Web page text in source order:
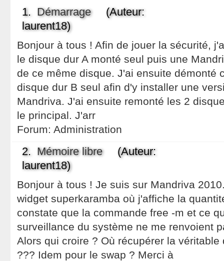
1. Démarrage(Auteur:
laurent18)
Bonjour à tous ! Afin de jouer la sécurité,
le disque dur A monté seul puis une
de ce même disque. J'ai ensuite démonté
disque dur B seul afin d'y installer une
Mandriva. J'ai ensuite remonté les 2
le principal. J'arr
Forum: Administration
2. Mémoire libre(Auteur:
laurent18)
Bonjour à tous ! Je suis sur Mandriva
widget superkaramba où j'affiche la
constate que la commande free -m et ce
surveillance du système ne me renvoient
Alors qui croire ? Où récupérer la
??? Idem pour le swap ? Merci à